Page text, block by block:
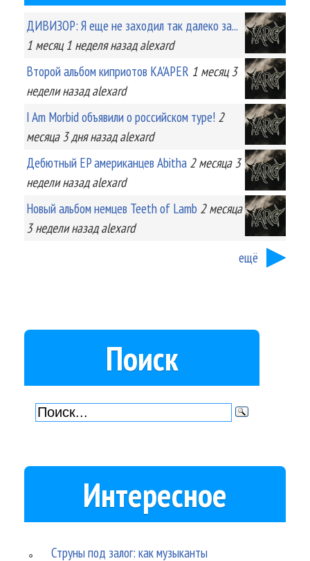
ДИВИЗОР: Я еще не заходил так далеко за...
1 месяц 1 неделяназад alexard
Второй альбом киприотов KA'APER 1 месяц 3
неделиназад alexard
I Am Morbid объявили о российском туре! 2
месяца 3 дняназад alexard
Дебютный EP американцев Abitha 2 месяца 3
неделиназад alexard
Новый альбом немцев Teeth of Lamb 2 месяца
3 неделиназад alexard
ещё
Поиск
Интересное
Струны под залог: как музыканты